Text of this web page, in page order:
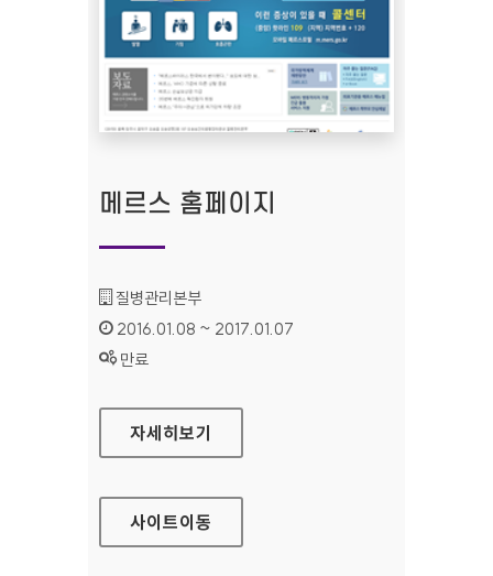
메르스 홈페이지
기관명 :
질병관리본부
인증기간 :
2016.01.08 ~ 2017.01.07
상태 :
만료
메르스 홈페이지
자세히보기
사이트이동